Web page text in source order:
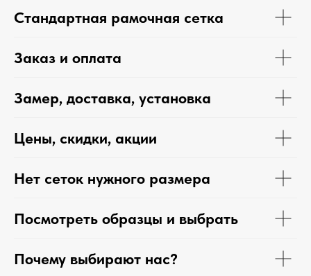
Стандартная рамочная сетка
Заказ и оплата
Замер, доставка, установка
Цены, скидки, акции
Нет сеток нужного размера
Посмотреть образцы и выбрать
Почему выбирают нас?